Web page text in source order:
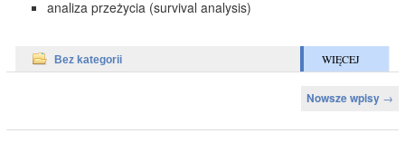
analiza przeżycia (survival analysis)
Bez kategorii WIĘCEJ
Nowsze wpisy →